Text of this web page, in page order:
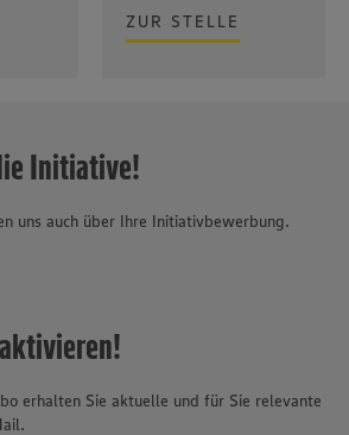
ZUR STELLE
Initiative!
uns auch über Ihre Initiativbewerbung.
erhalten Sie aktuelle und für Sie relevante